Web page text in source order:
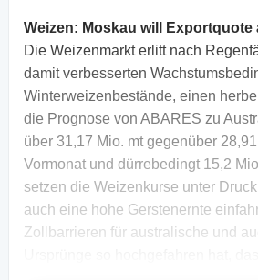
Weizen: Moskau will Exportquote
Die Weizenmarkt erlitt nach
damit verbesserten
Winterweizenbestände, einen
die Prognose von ABARES zu
über 31,17 Mio. mt gegenüber
Vormonat und dürrebedingt 15,2
setzen die Weizenkurse unter
auch eine hohe Gerstenernte
Zollbarrieren für australische und